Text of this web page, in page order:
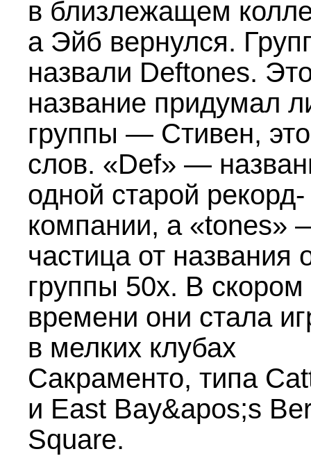
в близлежащем
а Эйб вернулся.
назвали Deftones.
название придумал
группы — Стивен,
слов. «Def» —
одной старой рекорд-
компании, а «tones»
частица от названия
группы 50х. В скором
времени они стала
в мелких клубах
Сакраменто, типа
и East Bay&apos;s
Square.